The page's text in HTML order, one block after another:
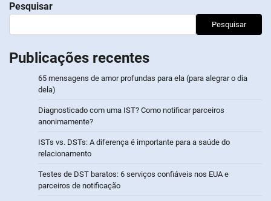
Pesquisar
Pesquisar
Publicações recentes
65 mensagens de amor profundas para ela (para alegrar o dia
dela)
Diagnosticado com uma IST? Como notificar parceiros
anonimamente?
ISTs vs. DSTs: A diferença é importante para a saúde do
relacionamento
Testes de DST baratos: 6 serviços confiáveis nos EUA e
parceiros de notificação